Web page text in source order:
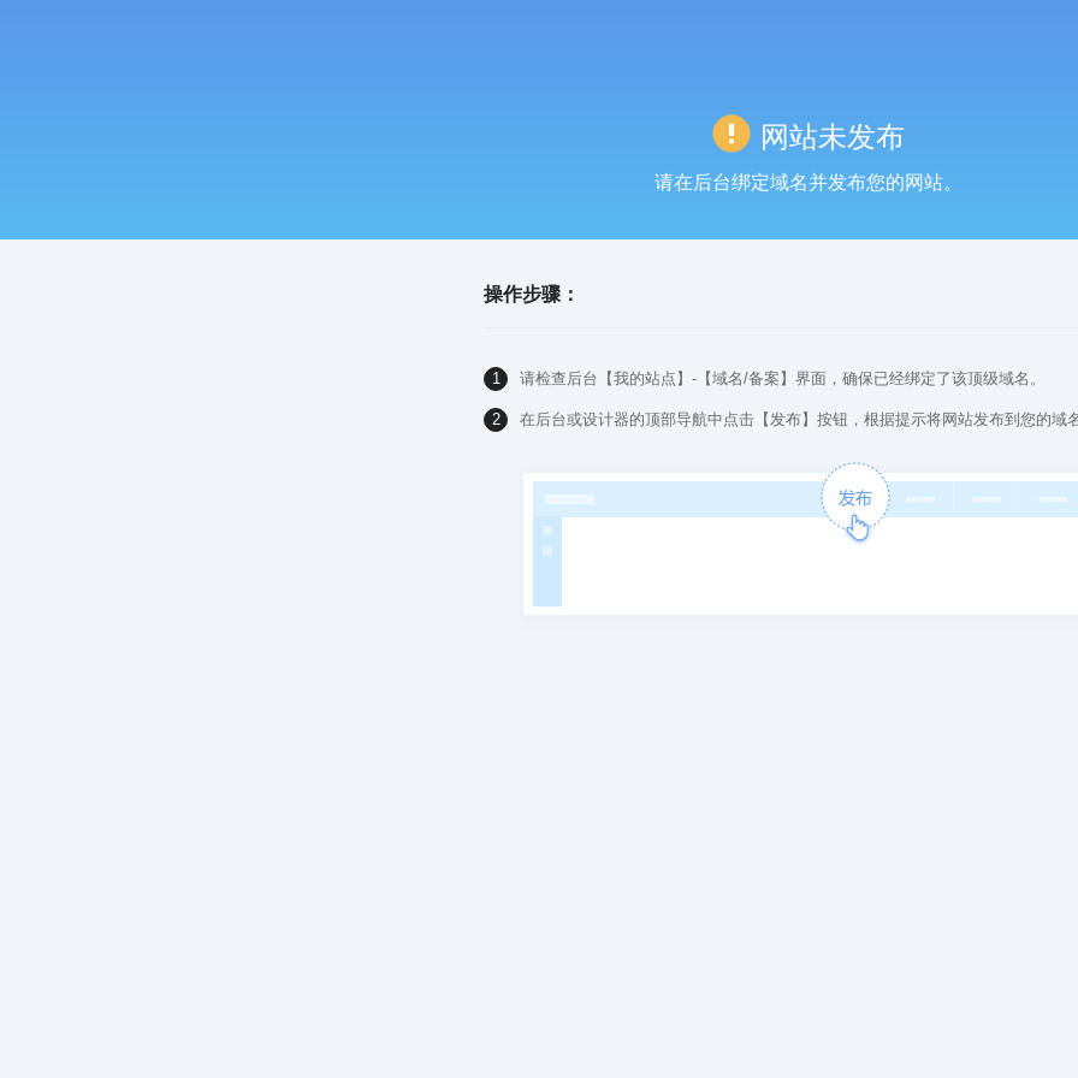
网站未发布
请在后台绑定域名并发布您的网站。
操作步骤：
1 请检查后台【我的站点】-【域名/备案】界面，确保已经绑定了该顶级域名。
2 在后台或设计器的顶部导航中点击【发布】按钮，根据提示将网站发布到您的域